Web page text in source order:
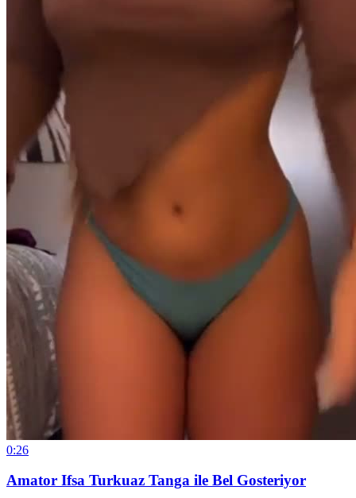
0:26
Amator Ifsa Turkuaz Tanga ile Bel Gosteriyor